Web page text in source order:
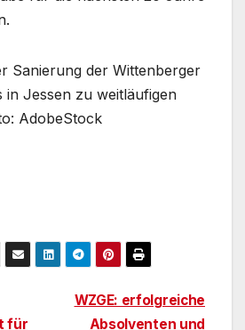
Sanierung der Wittenberger
in Jessen zu weitläufigen
AdobeStock
WZGE: erfolgreiche
Absolventen und
für